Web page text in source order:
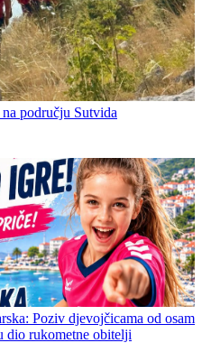
području Sutvida
Poziv djevojčicama od osam
dio rukometne obitelji